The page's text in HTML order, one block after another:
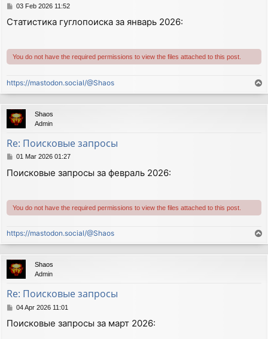
P
s
03 Feb 2026 11:52
Статистика гуглопоиска за январь 2026:
You do not have the required permissions to view the files attached to this post.
https://mastodon.social/@Shaos
o
p
Shaos
Admin
Re: Поисковые запросы
P
s
01 Mar 2026 01:27
Поисковые запросы за февраль 2026:
You do not have the required permissions to view the files attached to this post.
https://mastodon.social/@Shaos
o
p
Shaos
Admin
Re: Поисковые запросы
P
s
04 Apr 2026 11:01
Поисковые запросы за март 2026: